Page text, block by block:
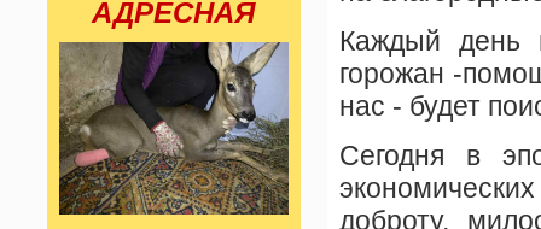
АДРЕСНАЯ
Каждый
горожан -
нас - будет
Сегодня в
доброту,